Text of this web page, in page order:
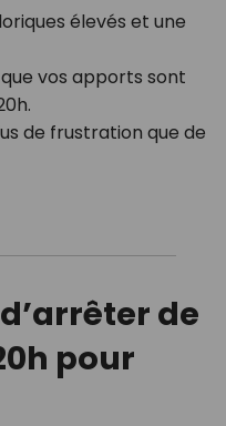
élevés et une
que vos apports sont
de frustration que de
de
pour